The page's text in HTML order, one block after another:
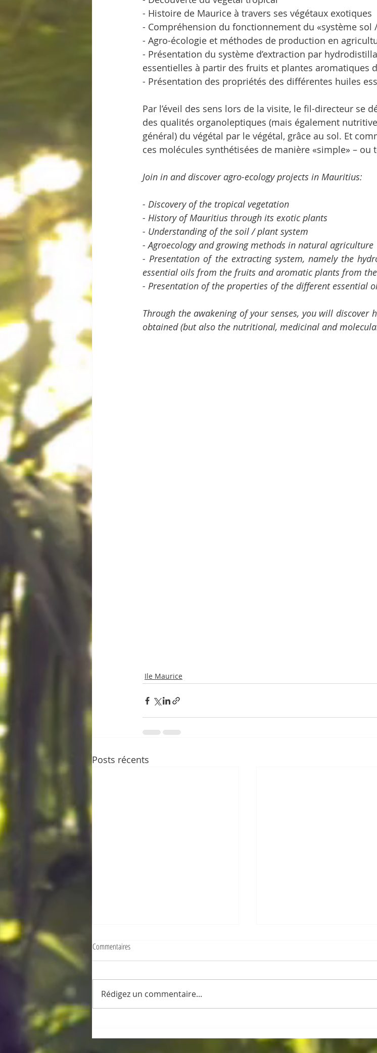
- Histoire de Maurice à travers ses végétaux exotiques
- Compréhension du fonctionnement du «système sol
- Agro-écologie et méthodes de production en
- Présentation du système d’extraction par
essentielles à partir des fruits et plantes aromatiques
- Présentation des propriétés des différentes huiles
Par l’éveil des sens lors de la visite, le fil-directeur se
des qualités organoleptiques (mais également
général) du végétal par le végétal, grâce au sol. Et
ces molécules synthétisées de manière «simple» –
Join in and discover agro-ecology projects in Mauritius:
- Discovery of the tropical vegetation
- History of Mauritius through its exotic plants
- Understanding of the soil / plant system
- Agroecology and growing methods in natural agriculture
- Presentation of the extracting system, namely the
essential oils from the fruits and aromatic plants from
- Presentation of the properties of the different essential
Through the awakening of your senses, you will discover
obtained (but also the nutritional, medicinal and
Ile Maurice
Posts récents
Holi, aux couleurs du Printemps !
Commentaires
Rédigez un commentaire...